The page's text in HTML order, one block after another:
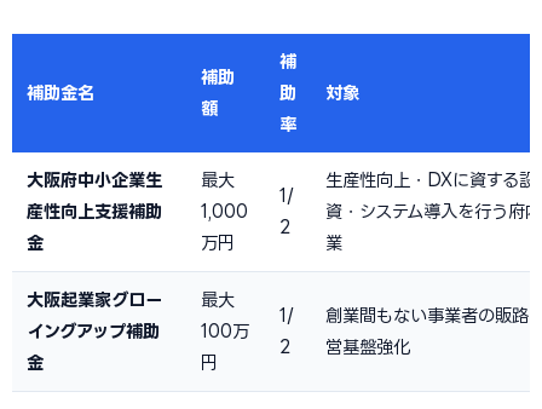
補助金名
補助
額
補
助
率
対象
大阪府中小企業生
産性向上支援補助
金
最大
1,000
万円
1/
2
生産性向上・DXに資する設
資・システム導入を行う府
業
大阪起業家グロー
イングアップ補助
金
最大
100万
円
1/
2
創業間もない事業者の販路
営基盤強化